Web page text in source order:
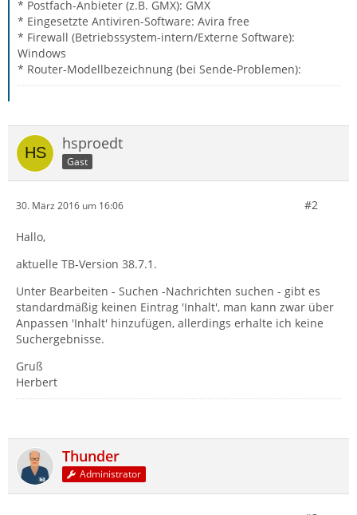
* Postfach-Anbieter (z.B. GMX): GMX
* Eingesetzte Antiviren-Software: Avira free
* Firewall (Betriebssystem-intern/Externe Software):
Windows
* Router-Modellbezeichnung (bei Sende-Problemen):
hsproedt
Gast
30. März 2016 um 16:06 #2
Hallo,
aktuelle TB-Version 38.7.1.
Unter Bearbeiten - Suchen -Nachrichten suchen - gibt es
standardmäßig keinen Eintrag 'Inhalt', man kann zwar über
Anpassen 'Inhalt' hinzufügen, allerdings erhalte ich keine
Suchergebnisse.
Gruß
Herbert
Thunder
Administrator